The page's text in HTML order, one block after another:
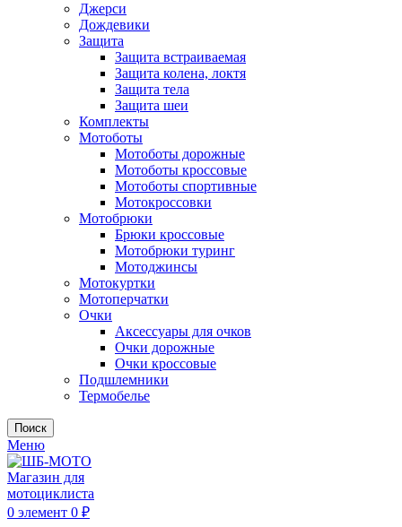
Джерси
Дождевики
Защита
Защита встраиваемая
Защита колена, локтя
Защита тела
Защита шеи
Комплекты
Мотоботы
Мотоботы дорожные
Мотоботы кроссовые
Мотоботы спортивные
Мотокроссовки
Мотобрюки
Брюки кроссовые
Мотобрюки туринг
Мотоджинсы
Мотокуртки
Мотоперчатки
Очки
Аксессуары для очков
Очки дорожные
Очки кроссовые
Подшлемники
Термобелье
Поиск
Меню
0 элемент 0 ₽